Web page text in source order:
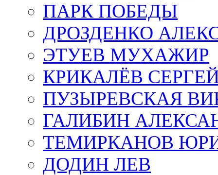
ПАРК ПОБЕДЫ
ДРОЗДЕНКО
ЭТУЕВ МУХАЖИР
КРИКАЛЁВ
ПУЗЫРЕВСКАЯ
ГАЛИБИН
ТЕМИРКАНОВ
ДОДИН ЛЕВ